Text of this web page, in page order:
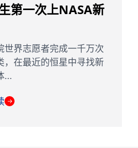
第一次上NASA新
世界志愿者完成一千万次
，在最近的恒星中寻找新
...
→